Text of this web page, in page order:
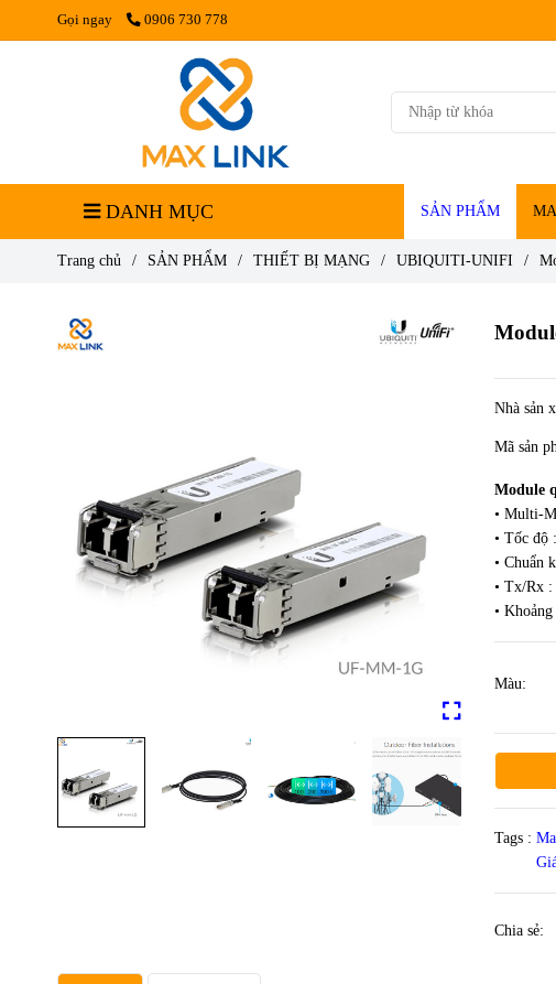
Gọi ngay 0906 730 778
DANH MỤC SẢN PHẨM
Trang chủ / SẢN PHẨM / THIẾT BỊ MẠNG / UBIQUITI-UNIFI /
Nhà sản
Mã sản
Module
• Multi-
• Tốc độ
• Chuẩn
• Tx/Rx :
•
Màu:
Tags :
Chia sẻ: